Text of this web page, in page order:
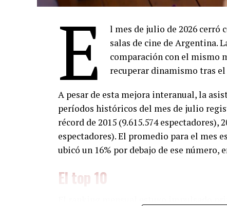
E
l mes de julio de 2026 cerró
salas de cine de Argentina.
comparación con el mismo
recuperar dinamismo tras
A pesar de esta mejora interanual, la
períodos históricos del mes de julio
récord de 2015 (9.615.574 espectadores),
espectadores). El promedio para el mes
ubicó un 16% por debajo de ese número,
El top 10